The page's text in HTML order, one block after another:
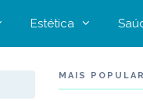
Estética
MAIS